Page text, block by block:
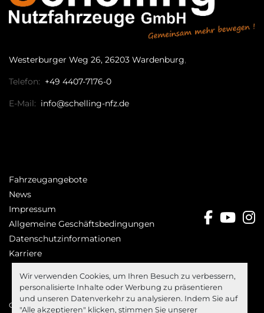
Wir verwenden Cookies, um Ihren Besuch zu verbessern,
personalisierte Inhalte oder Werbung zu präsentieren
und unseren Datenverkehr zu analysieren. Indem Sie auf
"Alle akzeptieren" klicken, stimmen Sie unserer
Westerburger Weg 26, 26203 Wardenburg
Telefon: +49 4407-7176-0
E-Mail: info@schelling-nfz.de
Fahrzeugangebote
News
Impressum
Allgemeine Geschäftsbedingungen
Datenschutzinformationen
Karriere
Cookie-Einstellungen